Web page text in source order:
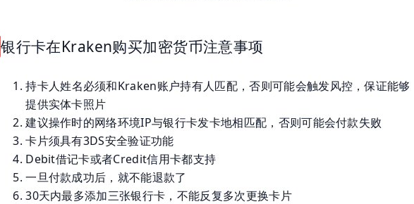
银行卡在Kraken购买加密货币注意事项
持卡人姓名必须和Kraken账户持有人匹配，否则可能会触发风控，保证能够
提供实体卡照片
建议操作时的网络环境IP与银行卡发卡地相匹配，否则可能会付款失败
卡片须具有3DS安全验证功能
Debit借记卡或者Credit信用卡都支持
一旦付款成功后，就不能退款了
30天内最多添加三张银行卡，不能反复多次更换卡片